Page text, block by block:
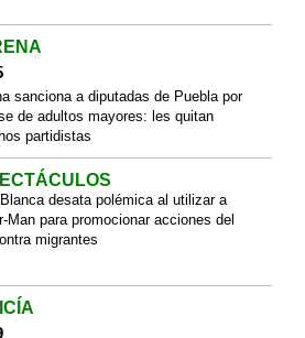
sanciona a diputadas de Puebla por
de adultos mayores: les quitan
partidistas
desata polémica al utilizar a
Man para promocionar acciones del
migrantes